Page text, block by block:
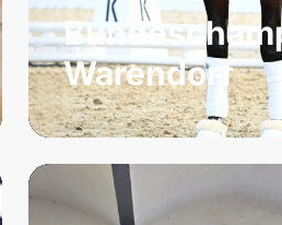
Warendorf